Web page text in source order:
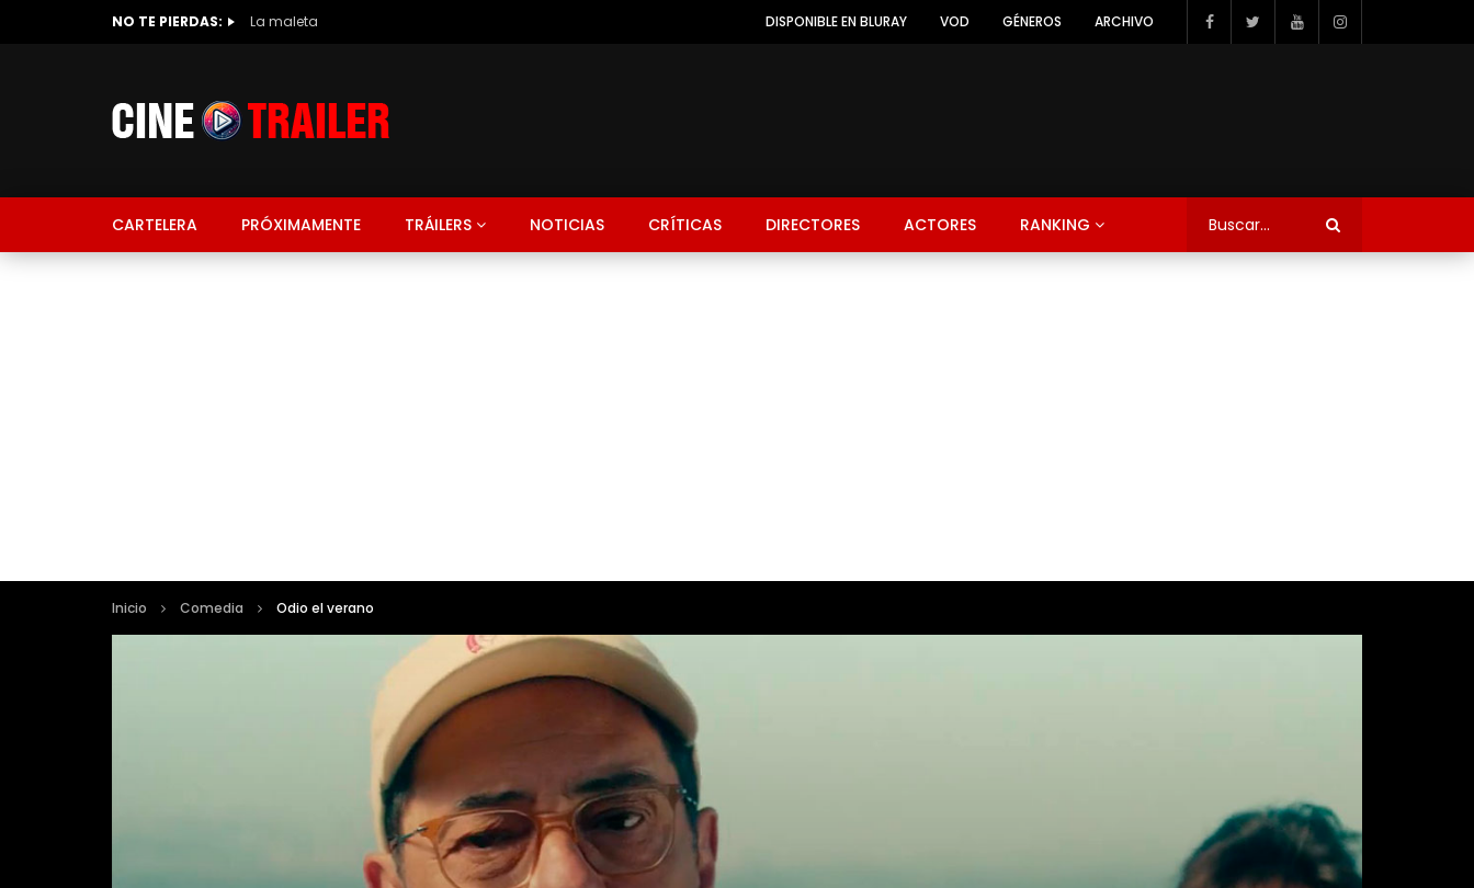
NO TE PIERDAS: La maleta DISPONIBLE EN BLURAY VOD GÉNEROS ARCHIVO
CARTELERA PRÓXIMAMENTE TRÁILERS NOTICIAS CRÍTICAS DIRECTORES ACTORES RANKING
Inicio Comedia Odio el verano